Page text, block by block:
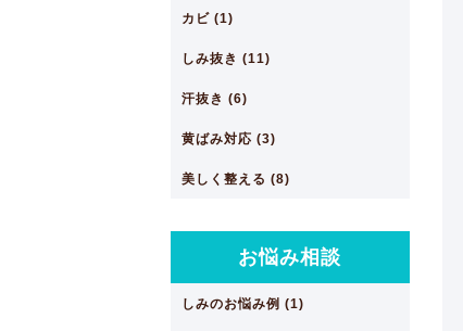
カビ (1)
しみ抜き (11)
汗抜き (6)
黄ばみ対応 (3)
美しく整える (8)
お悩み相談
しみのお悩み例 (1)